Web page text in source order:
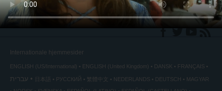
Internationale hjemmesider
ENGLISH (US/International) ENGLISH (United Kingdom) DANSK FRANÇAIS
עברית 日本語 РУССКИЙ 繁體中文 NEDERLANDS DEUTSCH
MAGYAR